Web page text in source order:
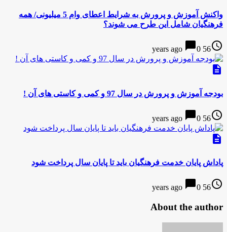
واکنش آموزش و پرورش به شرایط اعطای وام 5 میلیونی/ همه
فرهنگیان شامل این طرح می شوند؟
access_time
56 years ago
chat_bubble0
description
بودجه آموزش و پرورش در سال 97 و کمی و کاستی های آن !
access_time
56 years ago
chat_bubble0
description
پاداش پایان خدمت فرهنگیان باید تا پایان سال پرداخت شود
access_time
56 years ago
chat_bubble0
About the author